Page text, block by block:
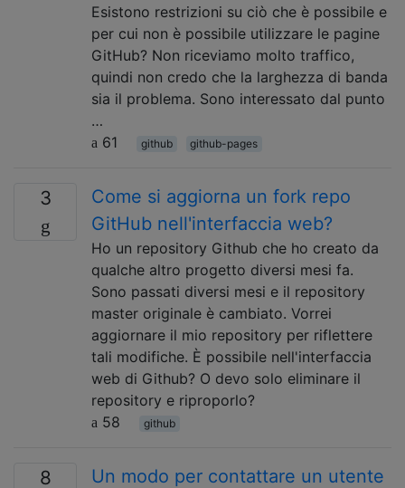
Esistono restrizioni su ciò che è possibile e
per cui non è possibile utilizzare le pagine
GitHub? Non riceviamo molto traffico,
quindi non credo che la larghezza di banda
sia il problema. Sono interessato dal punto
…
61
github github-pages
3
Come si aggiorna un fork repo
GitHub nell'interfaccia web?
Ho un repository Github che ho creato da
qualche altro progetto diversi mesi fa.
Sono passati diversi mesi e il repository
master originale è cambiato. Vorrei
aggiornare il mio repository per riflettere
tali modifiche. È possibile nell'interfaccia
web di Github? O devo solo eliminare il
repository e riproporlo?
58
github
8
Un modo per contattare un utente